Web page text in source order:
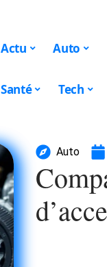
Actu Auto
Santé Tech
Auto